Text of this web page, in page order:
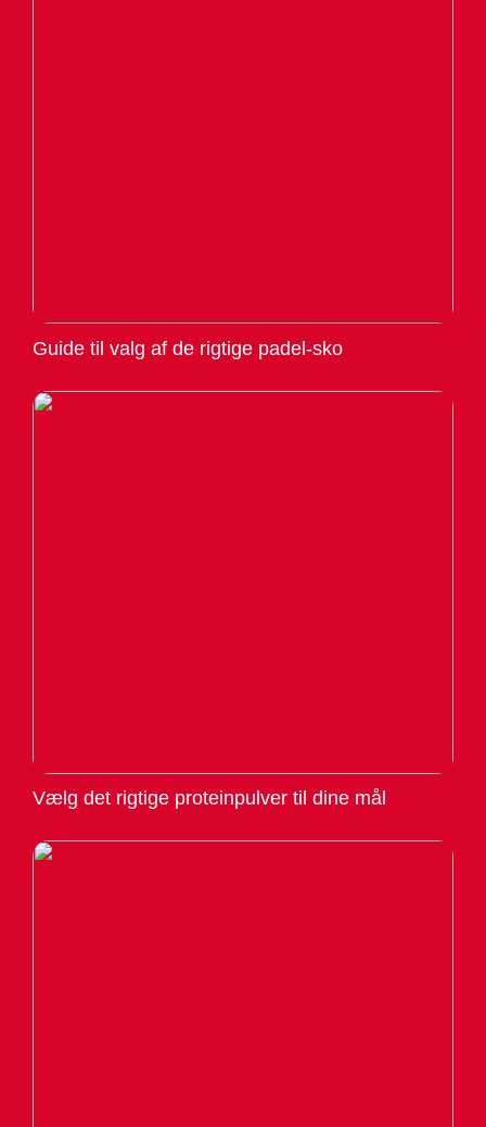
Guide til valg af de rigtige padel-sko
Vælg det rigtige proteinpulver til dine mål